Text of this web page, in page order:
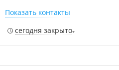
Показать контакты
сегодня закрыто